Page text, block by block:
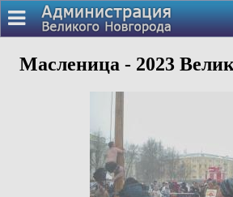
Масленица - 2023